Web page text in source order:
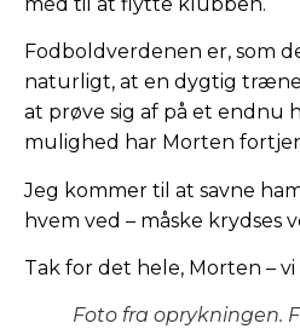
Fodboldverdenen er, som
naturligt, at en dygtig
at prøve sig af på et endnu
mulighed har Morten
Jeg kommer til at savne
hvem ved – måske krydses
Tak for det hele, Morten – vi
Foto fra oprykningen.